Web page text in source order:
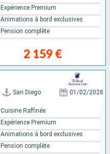
2 159 €
Expérience Premium
Animations à bord exclusives
Pension complète
San Diego 01/02/2028
Cuisine Raffinée
Expérience Premium
Animations à bord exclusives
Pension complète